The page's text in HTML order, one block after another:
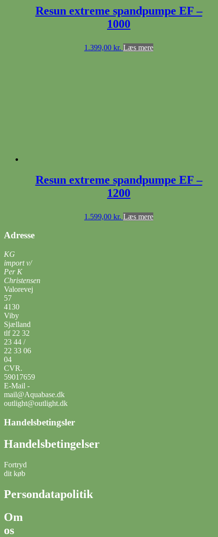
Resun extreme spandpumpe EF –
1000
1.399,00 kr. Læs mere
Resun extreme spandpumpe EF –
1200
1.599,00 kr. Læs mere
Adresse
KG
import v/
Per K
Christensen
Valorevej
57
4130
Viby
Sjælland
tlf 22 32
23 44 /
22 33 06
04
CVR.
59017659
E-Mail -
mail@Aquabase.dk
outlight@outlight.dk
Handelsbetingsler
Handelsbetingelser
Fortryd
dit køb
Persondatapolitik
Om
os